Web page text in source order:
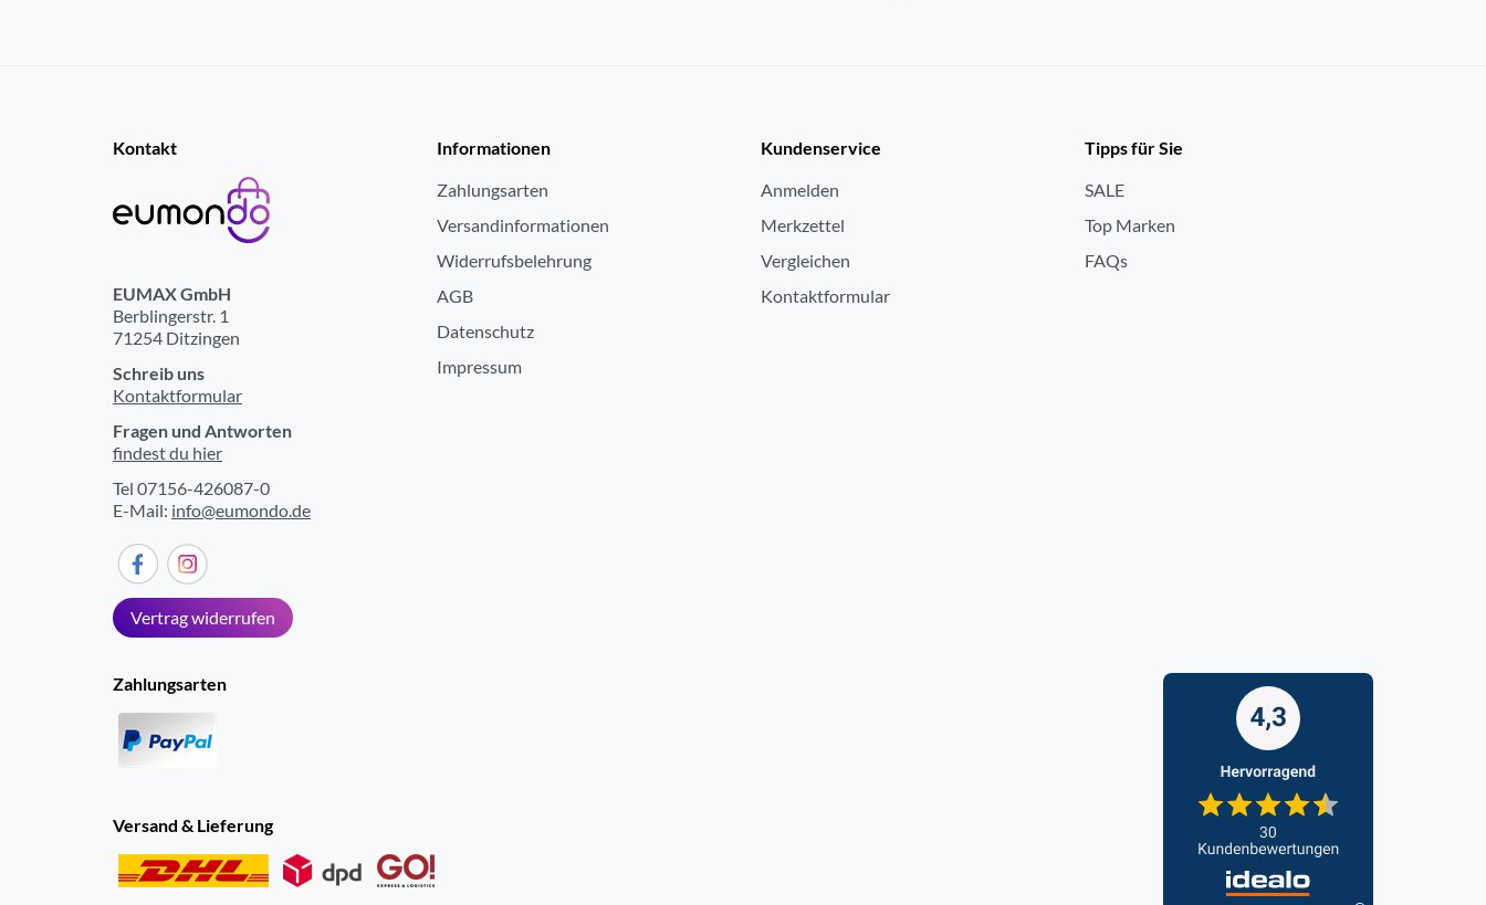
Kontakt
EUMAX GmbH
Berblingerstr. 1
71254 Ditzingen
Schreib uns
Kontaktformular
Fragen und Antworten
findest du hier
Tel 07156-426087-0
E-Mail: info@eumondo.de
Vertrag widerrufen
Informationen
Zahlungsarten
Versandinformationen
Widerrufsbelehrung
AGB
Datenschutz
Impressum
Kundenservice
Anmelden
Merkzettel
Vergleichen
Kontaktformular
Tipps für Sie
SALE
Top Marken
FAQs
Zahlungsarten
Versand & Lieferung